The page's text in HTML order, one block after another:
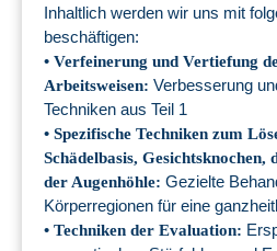
Inhaltlich werden wir uns mit
beschäftigen:
• Verfeinerung und Vertiefung
Arbeitsweisen: Verbesserung
Techniken aus Teil 1
• Spezifische Techniken zum
Schädelbasis, Gesichtsknochen,
der Augenhöhle: Gezielte
Körperregionen für eine
• Techniken der Evaluation: